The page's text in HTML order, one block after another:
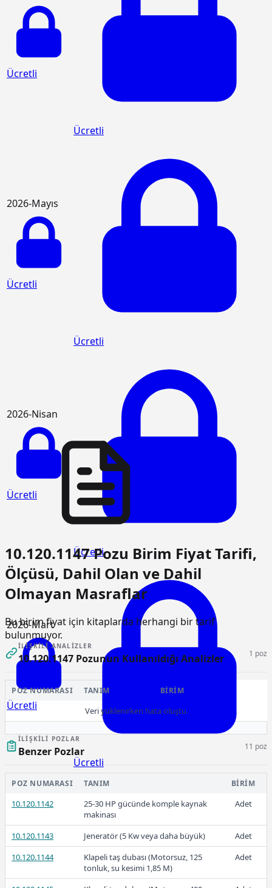
Ücretli
Ücretli
2026-Mayıs
Ücretli
Ücretli
2026-Nisan
Ücretli
Ücretli
2026-Mart
Ücretli
Ücretli
2026-Şubat
10.120.1147 Pozu Birim Fiyat Tarifi,
Ölçüsü, Dahil Olan ve Dahil
Olmayan Masraflar
Bu birim fiyat için kitaplarda herhangi bir tarif
bulunmuyor.
İLIŞKILI ANALIZLER
10.120.1147 Pozunun Kullanıldığı Analizler 1 poz
POZ NUMARASI TANIM BIRIM
Veri yüklenirken hata oluştu.
İLIŞKILI POZLAR
Benzer Pozlar 11 poz
POZ NUMARASI TANIM BIRIM
10.120.1142
25-30 HP gücünde komple kaynak
makinası
Adet
10.120.1143 Jeneratör (5 Kw veya daha büyük)
Adet
10.120.1144
Klapeli taş dubası (Motorsuz, 125
tonluk, su kesimi 1,85 M)
Adet